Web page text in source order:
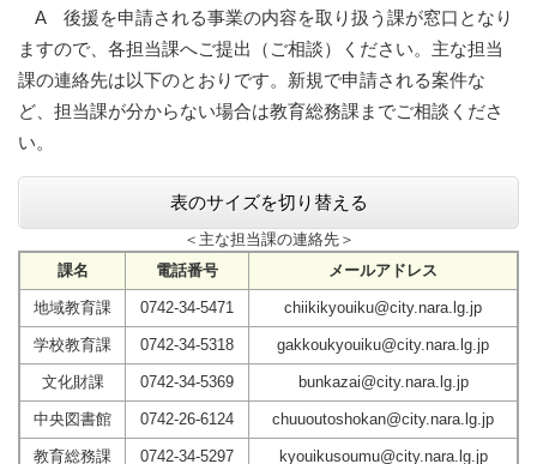
A 後援を申請される事業の内容を取り扱う課が窓口となり
ますので、各担当課へご提出（ご相談）ください。主な担当
課の連絡先は以下のとおりです。新規で申請される案件な
ど、担当課が分からない場合は教育総務課までご相談くださ
い。
表のサイズを切り替える
＜主な担当課の連絡先＞
課名
電話番号 メールアドレス
地域教育課 0742-34-5471 chiikikyouiku@city.nara.lg.jp
学校教育課 0742-34-5318 gakkoukyouiku@city.nara.lg.jp
文化財課 0742-34-5369 bunkazai@city.nara.lg.jp
中央図書館 0742-26-6124 chuuoutoshokan@city.nara.lg.jp
教育総務課 0742-34-5297 kyouikusoumu@city.nara.lg.jp